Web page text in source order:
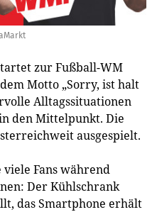
zur Fußball-WM
Motto „Sorry, ist halt
Alltagssituationen
den Mittelpunkt. Die
ausgespielt.
viele Fans während
Der Kühlschrank
das Smartphone erhält